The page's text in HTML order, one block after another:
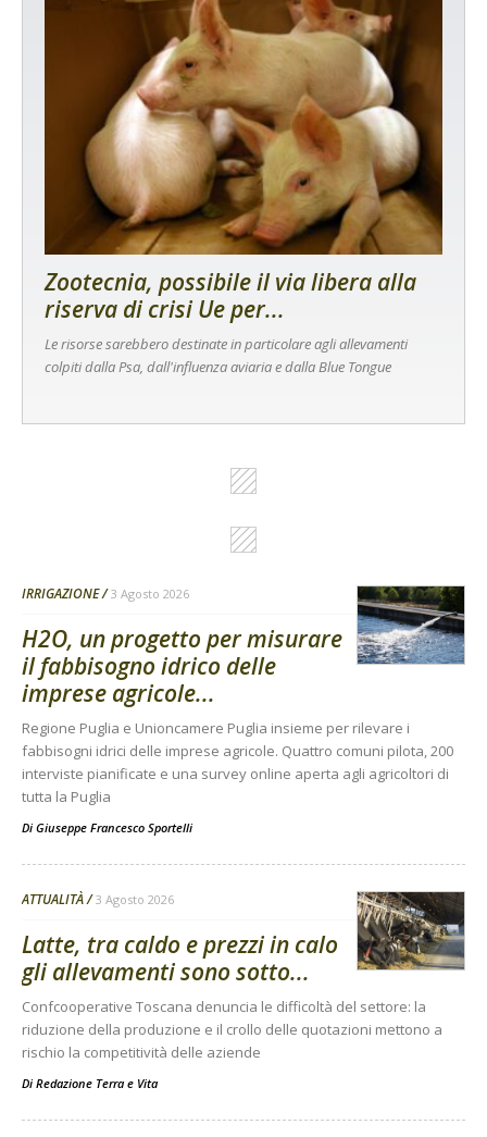
Zootecnia, possibile il via libera alla
riserva di crisi Ue per...
Le risorse sarebbero destinate in particolare agli allevamenti
colpiti dalla Psa, dall'influenza aviaria e dalla Blue Tongue
IRRIGAZIONE 3 Agosto 2026
H2O, un progetto per misurare
il fabbisogno idrico delle
imprese agricole...
Regione Puglia e Unioncamere Puglia insieme per rilevare i
fabbisogni idrici delle imprese agricole. Quattro comuni pilota, 200
interviste pianificate e una survey online aperta agli agricoltori di
tutta la Puglia
Di Giuseppe Francesco Sportelli
ATTUALITÀ 3 Agosto 2026
Latte, tra caldo e prezzi in calo
gli allevamenti sono sotto...
Confcooperative Toscana denuncia le difficoltà del settore: la
riduzione della produzione e il crollo delle quotazioni mettono a
rischio la competitività delle aziende
Di Redazione Terra e Vita